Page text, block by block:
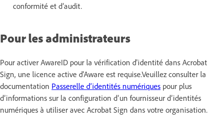
conformité et d’audit.
Pour les administrateurs
Pour activer AwareID pour la vérification d'identité dans Acrobat
Sign, une licence active d'Aware est requise.Veuillez consulter la
documentation Passerelle d’identités numériques pour plus
d’informations sur la configuration d’un fournisseur d’identités
numériques à utiliser avec Acrobat Sign dans votre organisation.